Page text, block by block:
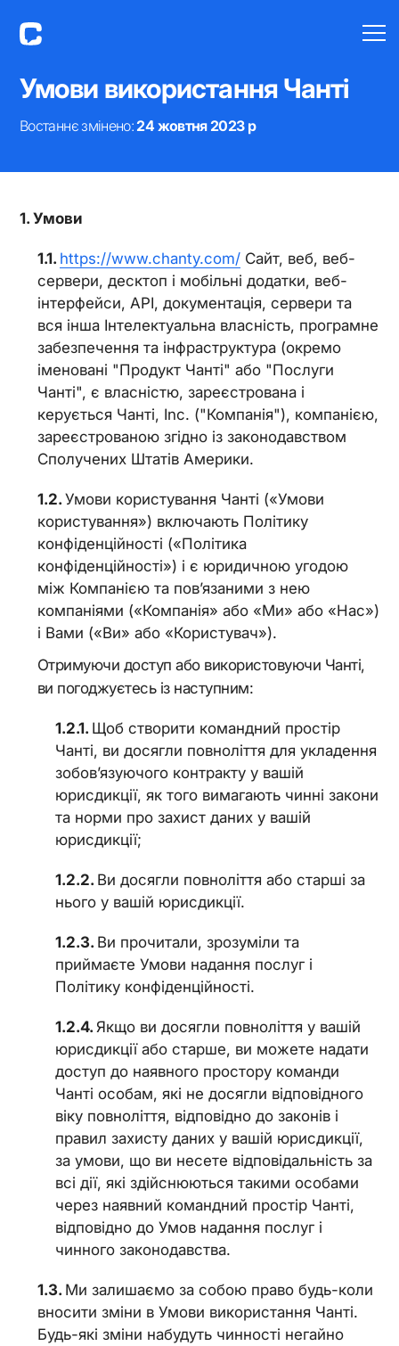
Умови використання Чанті
Востаннє змінено:24 жовтня 2023 р
Умови
https://www.chanty.com/ Сайт, веб, веб-
сервери, десктоп і мобільні додатки, веб-
інтерфейси, API, документація, сервери та
вся інша Інтелектуальна власність, програмне
забезпечення та інфраструктура (окремо
іменовані "Продукт Чанті" або "Послуги
Чанті", є власністю, зареєстрована і
керується Чанті, Inc. ("Компанія"), компанією,
зареєстрованою згідно із законодавством
Сполучених Штатів Америки.
Умови користування Чанті («Умови
користування») включають Політику
конфіденційності («Політика
конфіденційності») і є юридичною угодою
між Компанією та пов’язаними з нею
компаніями («Компанія» або «Ми» або «Нас»)
і Вами («Ви» або «Користувач»).
Отримуючи доступ або використовуючи Чанті,
ви погоджуєтесь із наступним:
Щоб створити командний простір
Чанті, ви досягли повноліття для укладення
зобов’язуючого контракту у вашій
юрисдикції, як того вимагають чинні закони
та норми про захист даних у вашій
юрисдикції;
Ви досягли повноліття або старші за
нього у вашій юрисдикції.
Ви прочитали, зрозуміли та
приймаєте Умови надання послуг і
Політику конфіденційності.
Якщо ви досягли повноліття у вашій
юрисдикції або старше, ви можете надати
доступ до наявного простору команди
Чанті особам, які не досягли відповідного
віку повноліття, відповідно до законів і
правил захисту даних у вашій юрисдикції,
за умови, що ви несете відповідальність за
всі дії, які здійснюються такими особами
через наявний командний простір Чанті,
відповідно до Умов надання послуг і
чинного законодавства.
Ми залишаємо за собою право будь-коли
вносити зміни в Умови використання Чанті.
Будь-які зміни набудуть чинності негайно